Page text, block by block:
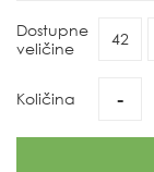
Dostupne
veličine
42
Količina -